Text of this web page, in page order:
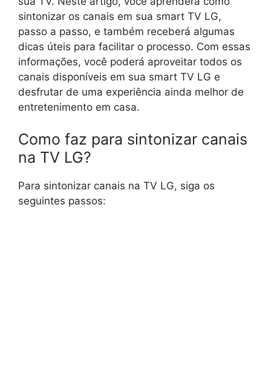
sintonizar os canais em sua smart TV LG,
passo a passo, e também receberá algumas
dicas úteis para facilitar o processo. Com essas
informações, você poderá aproveitar todos os
canais disponíveis em sua smart TV LG e
desfrutar de uma experiência ainda melhor de
entretenimento em casa.
Como faz para sintonizar canais
na TV LG?
Para sintonizar canais na TV LG, siga os
seguintes passos: